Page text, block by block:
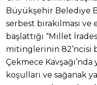
Büyükşehir Belediye
serbest bırakılması
başlattığı “Millet
mitinglerinin 82’ncisi
Çekmece
koşulları ve sağanak